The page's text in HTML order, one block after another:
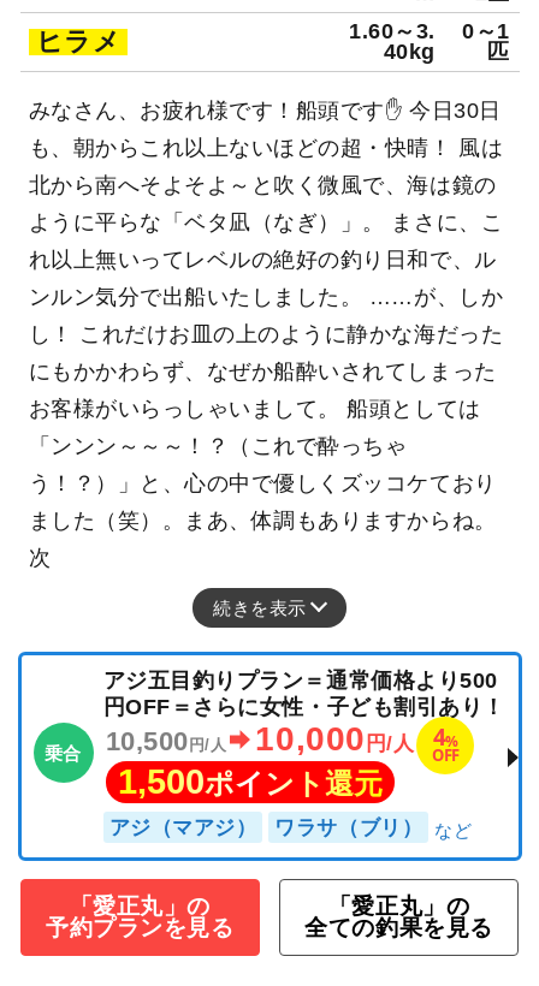
イシナギ （オオクチ
イシナギ）
4.30～4.
70kg
0～1
匹
アジ
m
2匹
ヒラメ
1.60～3.
40kg
0～1
匹
みなさん、お疲れ様です！船頭です✋ 今日30日
も、朝からこれ以上ないほどの超・快晴！ 風は
北から南へそよそよ～と吹く微風で、海は鏡の
ように平らな「ベタ凪（なぎ）」。 まさに、こ
れ以上無いってレベルの絶好の釣り日和で、ル
ンルン気分で出船いたしました。 ……が、しか
し！ これだけお皿の上のように静かな海だった
にもかかわらず、なぜか船酔いされてしまった
お客様がいらっしゃいまして。 船頭としては
「ンンン～～～！？（これで酔っちゃ
う！？）」と、心の中で優しくズッコケており
ました（笑）。まあ、体調もありますからね。
続きを表示
乗合
アジ五目釣りプラン＝通常価格より500
円OFF＝さらに女性・子ども割引あり！
10,500円/人 10,000円/人 4%
OFF
1,500ポイント還元
アジ（マアジ） ワラサ（ブリ）